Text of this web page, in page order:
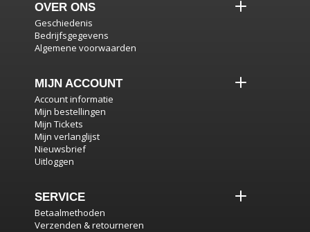
OVER ONS
Geschiedenis
Bedrijfsgegevens
Algemene voorwaarden
MIJN ACCOUNT
Account informatie
Mijn bestellingen
Mijn Tickets
Mijn verlanglijst
Nieuwsbrief
Uitloggen
SERVICE
Betaalmethoden
Verzenden & retourneren